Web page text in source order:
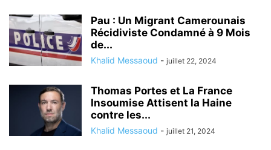
Pau : Un Migrant Camerounais
Récidiviste Condamné à 9 Mois
de...
Khalid Messaoud - juillet 22, 2024
Thomas Portes et La France
Insoumise Attisent la Haine
contre les...
Khalid Messaoud - juillet 21, 2024